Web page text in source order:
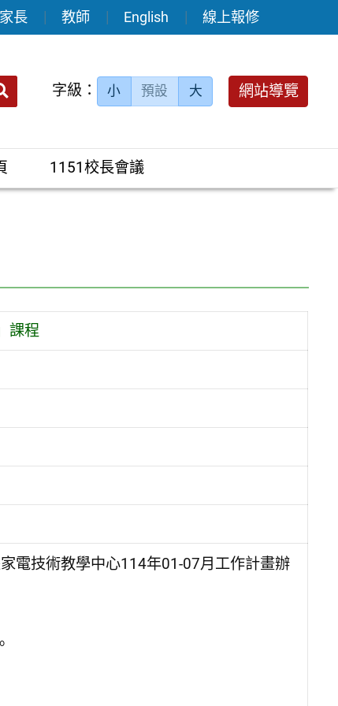
家長 教師 English 線上報修
送出 字級： 小 預設 大 網站導覽
1151校長會議
課程
電技術教學中心114年01-07月工作計畫辦